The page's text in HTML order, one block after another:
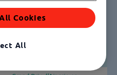
Grand Prix de Sainte-Maxime
All
Cookies